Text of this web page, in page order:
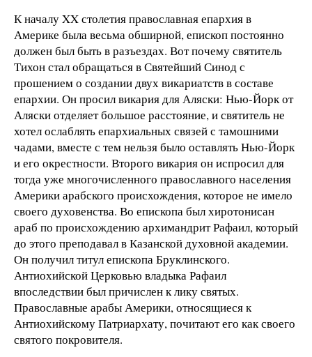
К началу XX столетия православная епархия в
Америке была весьма обширной, епископ постоянно
должен был быть в разъездах. Вот почему святитель
Тихон стал обращаться в Святейший Синод с
прошением о создании двух викариатств в составе
епархии. Он просил викария для Аляски: Нью-Йорк от
Аляски отделяет большое расстояние, и святитель не
хотел ослаблять епархиальных связей с тамошними
чадами, вместе с тем нельзя было оставлять Нью-Йорк
и его окрестности. Второго викария он испросил для
тогда уже многочисленного православного населения
Америки арабского происхождения, которое не имело
своего духовенства. Во епископа был хиротонисан
араб по происхождению архимандрит Рафаил, который
до этого преподавал в Казанской духовной академии.
Он получил титул епископа Бруклинского.
Антиохийской Церковью владыка Рафаил
впоследствии был причислен к лику святых.
Православные арабы Америки, относящиеся к
Антиохийскому Патриархату, почитают его как своего
святого покровителя.